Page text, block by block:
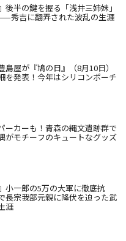
後半の鍵を握る「浅井三姉妹」
秀吉に翻弄された波乱の生涯
島屋が『鳩の日』（8月10日）
を発表！今年はシリコンポーチ
ーカーも！青森の縄文遺跡群で
がモチーフのキュートなグッズ
小一郎の5万の大軍に徹底抗
長宗我部元親に降伏を迫った武
涯